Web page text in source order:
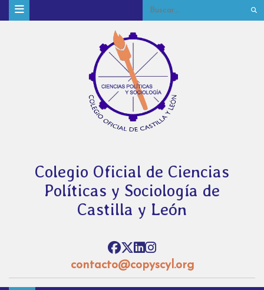
Colegio Oficial de Ciencias
Políticas y Sociología de
Castilla y León
contacto@copyscyl.org